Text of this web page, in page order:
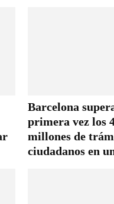
Barcelona
primera vez los
millones de
ciudadanos en